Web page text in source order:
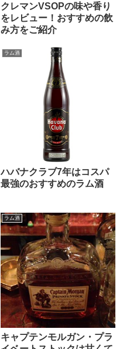
クレマンVSOPの味や香り
をレビュー！おすすめの飲
み方をご紹介
ラム酒
ハバナクラブ7年はコスパ
最強のおすすめのラム酒
ラム酒
キャプテンモルガン・プラ